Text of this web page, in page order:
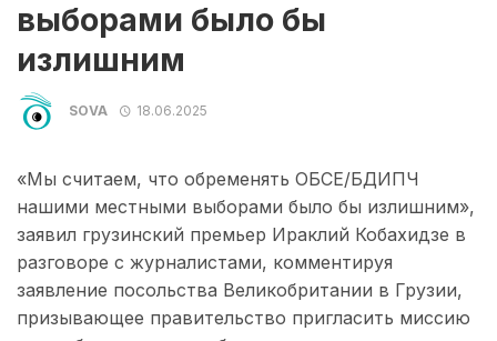
выборами было бы
излишним
SOVA 18.06.2025
«Мы считаем, что обременять ОБСЕ/БДИПЧ
нашими местными выборами было бы излишним»,
заявил грузинский премьер Ираклий Кобахидзе в
разговоре с журналистами, комментируя
заявление посольства Великобритании в Грузии,
призывающее правительство пригласить миссию